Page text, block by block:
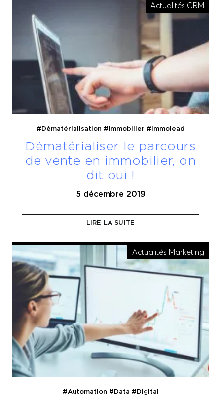
Actualités CRM
#Dématérialisation #Immobilier #Immolead
Dématérialiser le parcours
de vente en immobilier, on
dit oui !
5 décembre 2019
dématérialise et on y trouve beaucoup
d’avantages ! Découvrez lesquels…
LIRE LA SUITE
Actualités Marketing
#Automation #Data #Digital